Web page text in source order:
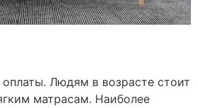
Людям в возрасте стоит
матрасам. Наиболее